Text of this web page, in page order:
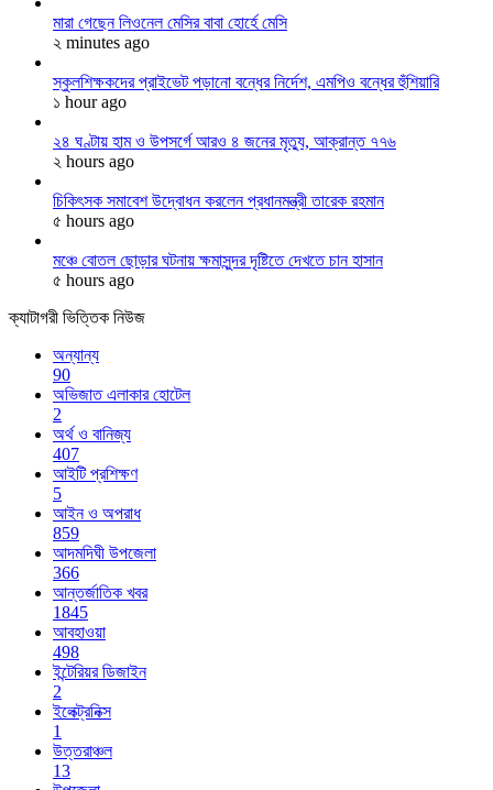
মারা গেছেন লিওনেল মেসির বাবা হোর্হে মেসি
২ minutes ago
স্কুলশিক্ষকদের প্রাইভেট পড়ানো বন্ধের নির্দেশ, এমপিও বন্ধের হুঁশিয়ারি
১ hour ago
২৪ ঘণ্টায় হাম ও উপসর্গে আরও ৪ জনের মৃত্যু, আক্রান্ত ৭৭৬
২ hours ago
চিকিৎসক সমাবেশ উদ্বোধন করলেন প্রধানমন্ত্রী তারেক রহমান
৫ hours ago
মঞ্চে বোতল ছোড়ার ঘটনায় ক্ষমাসুন্দর দৃষ্টিতে দেখতে চান হাসান
৫ hours ago
ক্যাটাগরী ভিত্তিক নিউজ
অন্যান্য
90
অভিজাত এলাকার হোটেল
2
অর্থ ও বানিজ্য
407
আইটি প্রশিক্ষণ
5
আইন ও অপরাধ
859
আদমদিঘী উপজেলা
366
আন্তর্জাতিক খবর
1845
আবহাওয়া
498
ইন্টেরিয়র ডিজাইন
2
ইলেক্ট্রনিক্স
1
উত্তরাঞ্চল
13